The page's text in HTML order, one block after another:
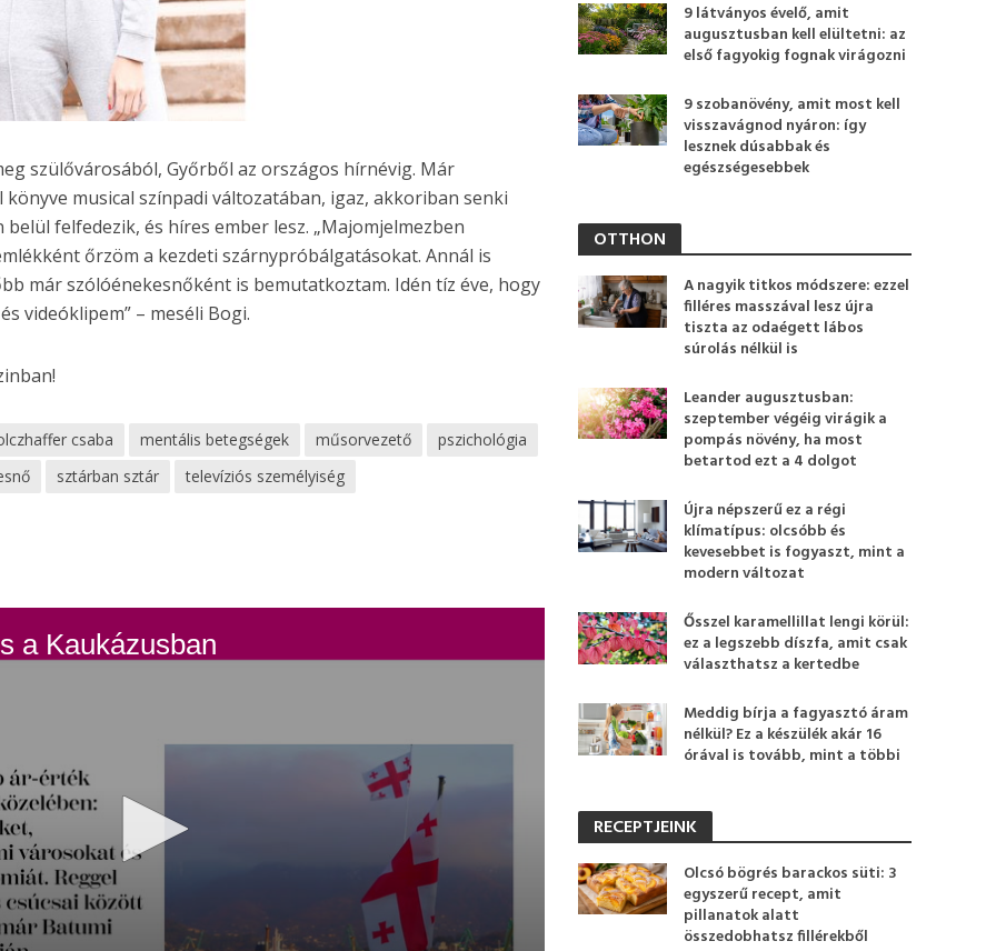
szülővárosából, Győrből az országos hírnévig. Már
musical színpadi változatában, igaz, akkoriban senki
felfedezik, és híres ember lesz. „Majomjelmezben
őrzöm a kezdeti szárnypróbálgatásokat. Annál is
már szólóénekesnőként is bemutatkoztam. Idén tíz éve, hogy
videóklipem” – meséli Bogi.
csaba mentális betegségek műsorvezető
pszichológia
sztárban sztár televíziós személyiség
a Kaukázusban
9 látványos évelő, amit
augusztusban kell elültetni: az
első fagyokig fognak virágozni
9 szobanövény, amit most kell
visszavágnod nyáron: így
lesznek dúsabbak és
egészségesebbek
OTTHON
A nagyik titkos módszere: ezzel
filléres masszával lesz újra
tiszta az odaégett lábos
súrolás nélkül is
Leander augusztusban:
szeptember végéig virágik a
pompás növény, ha most
betartod ezt a 4 dolgot
Újra népszerű ez a régi
klímatípus: olcsóbb és
kevesebbet is fogyaszt, mint a
modern változat
Ősszel karamellillat lengi körül:
ez a legszebb díszfa, amit csak
választhatsz a kertedbe
Meddig bírja a fagyasztó áram
nélkül? Ez a készülék akár 16
órával is tovább, mint a többi
RECEPTJEINK
Olcsó bögrés barackos süti: 3
egyszerű recept, amit
pillanatok alatt
összedobhatsz fillérekből